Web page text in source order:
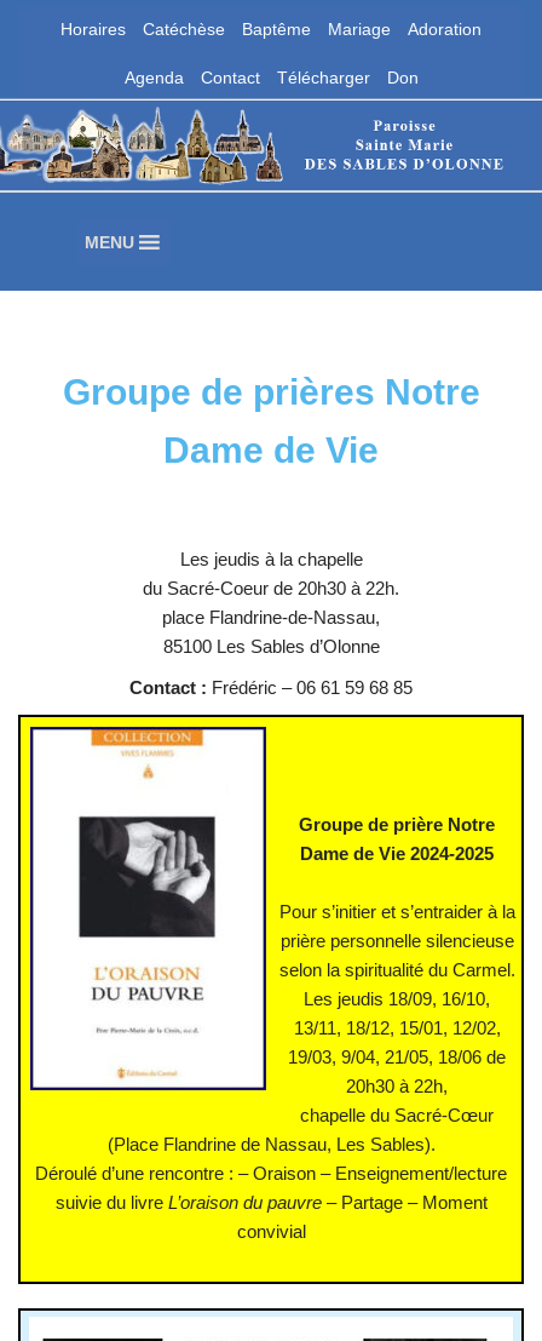
au
contenu
Horaires Catéchèse Baptême Mariage Adoration
Agenda Contact Télécharger Don
Paroisse Sainte Marie des Sables
d'Olonne
MENU
Groupe de prières Notre
Dame de Vie
Les jeudis à la chapelle
du Sacré-Coeur de 20h30 à 22h.
place Flandrine-de-Nassau,
85100 Les Sables d’Olonne
Contact : Frédéric – 06 61 59 68 85
Groupe de prière Notre
Dame de Vie 2024-2025
Pour s’initier et s’entraider à la
prière personnelle silencieuse
selon la spiritualité du Carmel.
Les jeudis 18/09, 16/10,
13/11, 18/12, 15/01, 12/02,
19/03, 9/04, 21/05, 18/06 de
20h30 à 22h,
chapelle du Sacré-Cœur
(Place Flandrine de Nassau, Les Sables).
Déroulé d’une rencontre : – Oraison – Enseignement/lecture
suivie du livre L’oraison du pauvre– Partage – Moment
convivial